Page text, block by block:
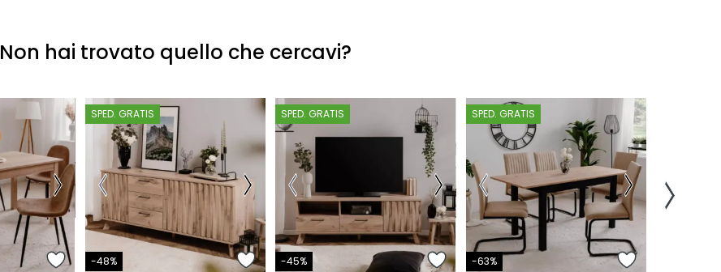
Non hai trovato quello che cercavi?
SPED. GRATIS
-48%
SPED. GRATIS
-45%
SPED. GRATIS
-63%